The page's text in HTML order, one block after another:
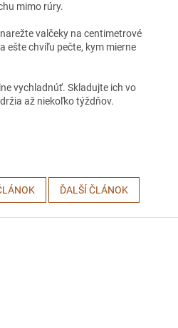
mimo rúry.
valčeky na centimetrové
ešte chvíľu pečte, kym mierne
vychladnúť. Skladujte ich vo
až niekoľko týždňov.
ĎALŠÍ ČLÁNOK